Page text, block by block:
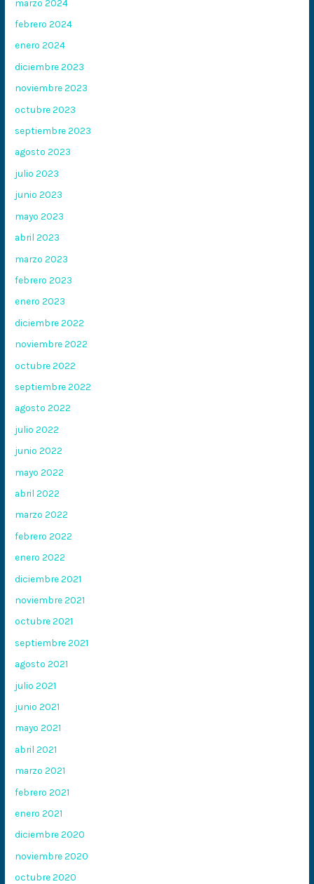
marzo 2024
febrero 2024
enero 2024
diciembre 2023
noviembre 2023
octubre 2023
septiembre 2023
agosto 2023
julio 2023
junio 2023
mayo 2023
abril 2023
marzo 2023
febrero 2023
enero 2023
diciembre 2022
noviembre 2022
octubre 2022
septiembre 2022
agosto 2022
julio 2022
junio 2022
mayo 2022
abril 2022
marzo 2022
febrero 2022
enero 2022
diciembre 2021
noviembre 2021
octubre 2021
septiembre 2021
agosto 2021
julio 2021
junio 2021
mayo 2021
abril 2021
marzo 2021
febrero 2021
enero 2021
diciembre 2020
noviembre 2020
octubre 2020